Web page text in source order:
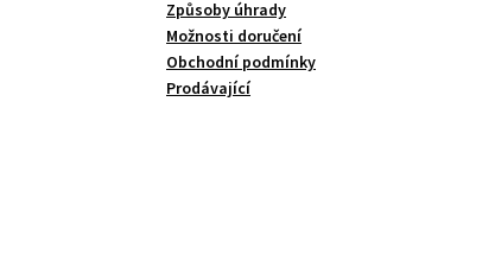
Způsoby úhrady
Možnosti doručení
Obchodní podmínky
Prodávající